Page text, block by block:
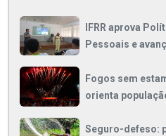
IFRR aprova
Pessoais e
Fogos sem
orienta
Seguro-defeso: